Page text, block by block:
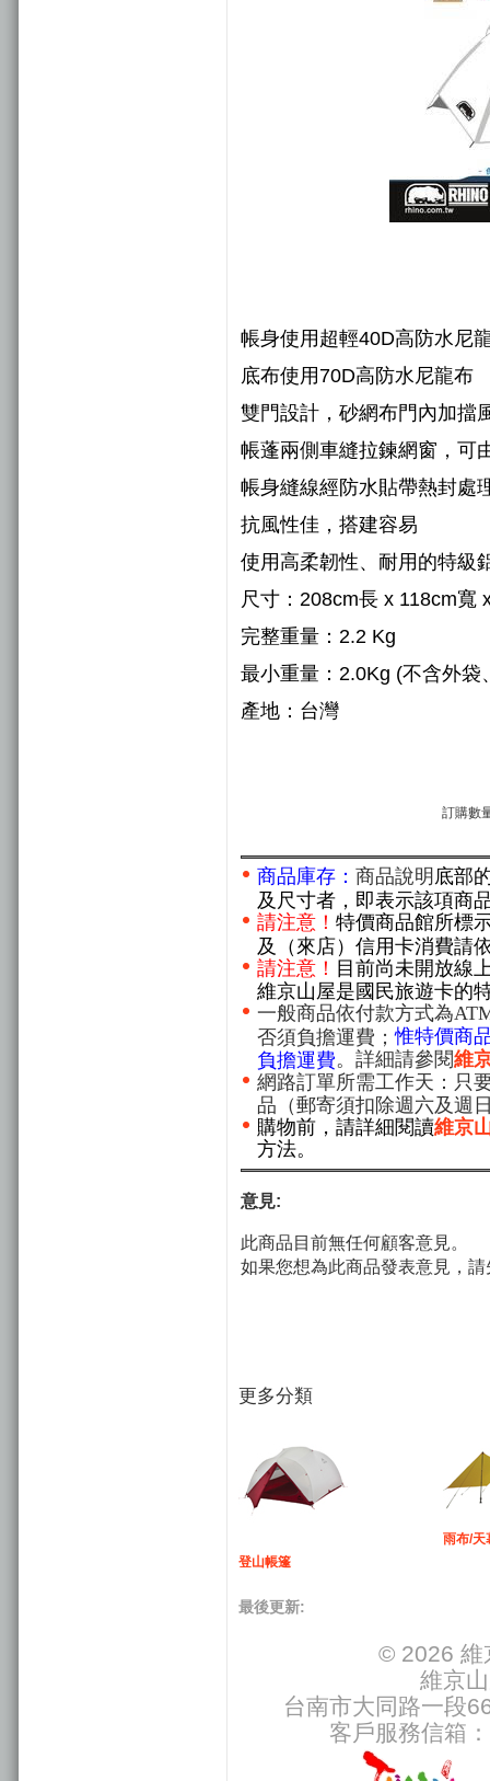
帳身使用超輕40D高防水尼
底布使用70D高防水尼龍布
雙門設計，砂網布門內加擋
帳蓬兩側車縫拉鍊網窗，可
帳身縫線經防水貼帶熱封處
抗風性佳，搭建容易
使用高柔韌性、耐用的特級
尺寸：208cm長 x 118cm寬
完整重量：2.2 Kg
最小重量：2.0Kg (不含外袋
產地：台灣
訂購數
商品庫存： 商品說明 底部
及尺寸者，即表示該項商
請注意！ 特價商品館所標
及（來店）信用卡消費請
請注意！ 目前尚未開放線
維京山屋是國民旅遊卡的
一般商品依付款方式為
否須負擔運費；惟特價商
負擔運費。詳細請參閱維
網路訂單所需工作天：只
品（郵寄須扣除週六及週
購物前，請詳細閱讀維京
方法。
意見:
此商品目前無任何顧客意見。
如果您想為此商品發表意見，
更多分類
登山帳篷
雨布/天
最後更新:
© 2026 維
維京
台南市大同路一段
客戶服務信箱：